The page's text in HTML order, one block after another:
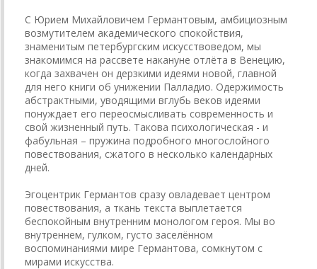
С Юрием Михайловичем Германтовым, амбициозным
возмутителем академического спокойствия,
знаменитым петербургским искусствоведом, мы
знакомимся на рассвете накануне отлёта в Венецию,
когда захвачен он дерзкими идеями новой, главной
для него книги об унижении Палладио. Одержимость
абстрактными, уводящими вглубь веков идеями
понуждает его переосмысливать современность и
свой жизненный путь. Такова психологическая - и
фабульная – пружина подробного многослойного
повествования, сжатого в несколько календарных
дней.
Эгоцентрик Германтов сразу овладевает центром
повествования, а ткань текста выплетается
беспокойным внутренним монологом героя. Мы во
внутреннем, гулком, густо заселённом
воспоминаниями мире Германтова, сомкнутом с
мирами искусства.